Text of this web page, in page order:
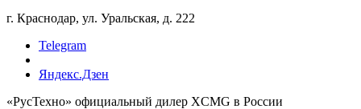
г. Краснодар, ул. Уральская, д. 222
Telegram
Яндекс.Дзен
«РусТехно» официальный дилер XCMG в России